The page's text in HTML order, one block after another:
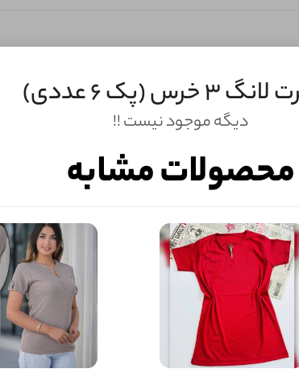
کاربر
خرس (پک 6 عددی)
دیگه موجود نیست !!
محصولات مشابه